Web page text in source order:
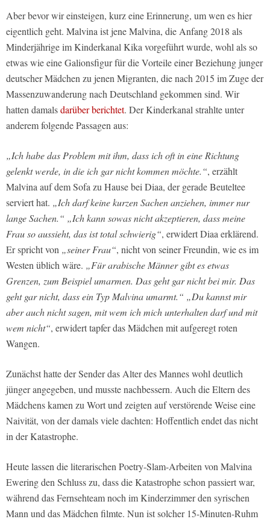
Aber bevor wir einsteigen, kurz eine Erinnerung, um wen es hier
eigentlich geht. Malvina ist jene Malvina, die Anfang 2018 als
Minderjährige im Kinderkanal Kika vorgeführt wurde, wohl als so
etwas wie eine Galionsfigur für die Vorteile einer Beziehung junger
deutscher Mädchen zu jenen Migranten, die nach 2015 im Zuge der
Massenzuwanderung nach Deutschland gekommen sind. Wir
hatten damalsdarüber berichtet. Der Kinderkanal strahlte unter
anderem folgende Passagen aus:
„Ich habe das Problem mit ihm, dass ich oft in eine Richtung
gelenkt werde, in die ich gar nicht kommen möchte.“, erzählt
Malvina auf dem Sofa zu Hause bei Diaa, der gerade Beuteltee
serviert hat. „Ich darf keine kurzen Sachen anziehen, immer nur
lange Sachen.“ „Ich kann sowas nicht akzeptieren, dass meine
Frau so aussieht, das ist total schwierig“, erwidert Diaa erklärend.
Er spricht von „seiner Frau“, nicht von seiner Freundin, wie es im
Westen üblich wäre. „Für arabische Männer gibt es etwas
Grenzen, zum Beispiel umarmen. Das geht gar nicht bei mir. Das
geht gar nicht, dass ein Typ Malvina umarmt.“ „Du kannst mir
aber auch nicht sagen, mit wem ich mich unterhalten darf und mit
wem nicht“, erwidert tapfer das Mädchen mit aufgeregt roten
Wangen.
Zunächst hatte der Sender das Alter des Mannes wohl deutlich
jünger angegeben, und musste nachbessern. Auch die Eltern des
Mädchens kamen zu Wort und zeigten auf verstörende Weise eine
Naivität, von der damals viele dachten: Hoffentlich endet das nicht
in der Katastrophe.
Heute lassen die literarischen Poetry-Slam-Arbeiten von Malvina
Ewering den Schluss zu, dass die Katastrophe schon passiert war,
während das Fernsehteam noch im Kinderzimmer den syrischen
Mann und das Mädchen filmte. Nun ist solcher 15-Minuten-Ruhm